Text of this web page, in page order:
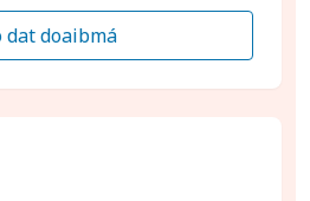
dat doaibmá